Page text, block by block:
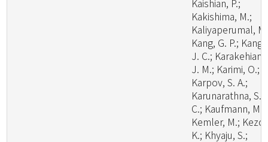
Kaishian, P.;
Kakishima, M.;
Kaliyaperumal,
Kang, G. P.; Kang,
J. C.; Karakehian,
J. M.; Karimi, O.;
Karpov, S. A.;
Karunarathna, S.
C.; Kaufmann, M.;
Kemler, M.; Kezo,
K.; Khyaju, S.;